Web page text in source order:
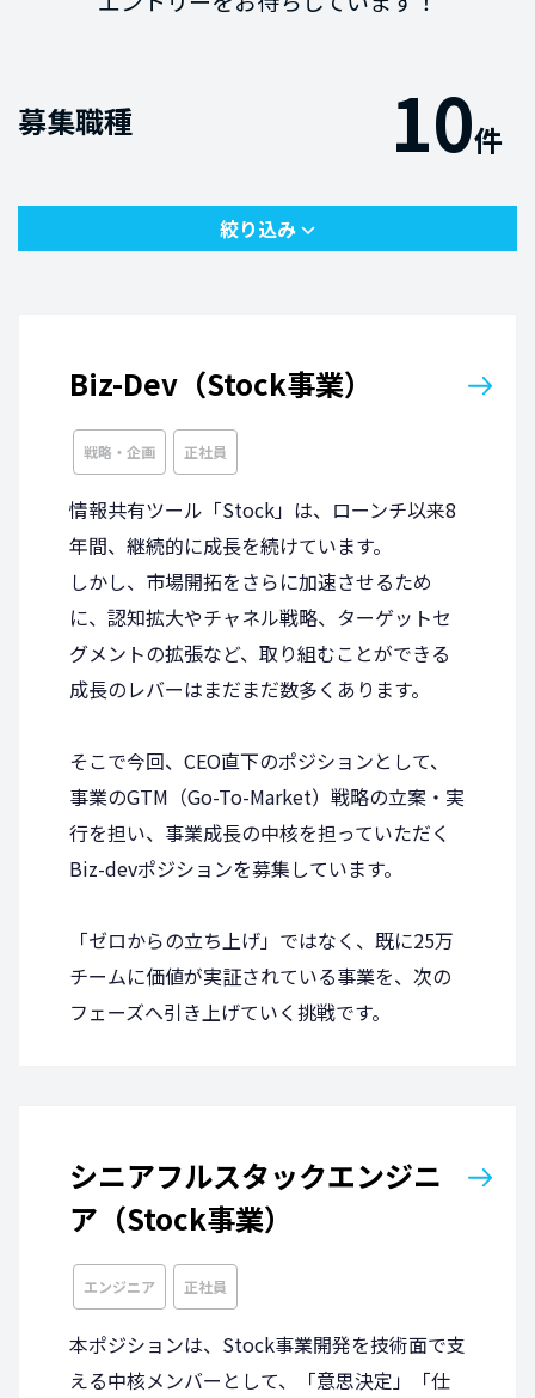
募集職種 10件
絞り込み
Biz-Dev（Stock事業）
戦略・企画 正社員
情報共有ツール「Stock」は、ローンチ以来8
年間、継続的に成長を続けています。
しかし、市場開拓をさらに加速させるため
に、認知拡大やチャネル戦略、ターゲットセ
グメントの拡張など、取り組むことができる
成長のレバーはまだまだ数多くあります。
そこで今回、CEO直下のポジションとして、
事業のGTM（Go-To-Market）戦略の立案・実
行を担い、事業成長の中核を担っていただく
Biz-devポジションを募集しています。
「ゼロからの立ち上げ」ではなく、既に25万
チームに価値が実証されている事業を、次の
フェーズへ引き上げていく挑戦です。
シニアフルスタックエンジニ
ア（Stock事業）
エンジニア 正社員
本ポジションは、Stock事業開発を技術面で支
える中核メンバーとして、「意思決定」「仕